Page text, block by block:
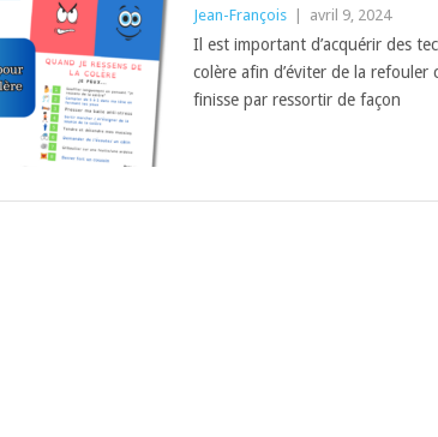
Jean-François avril 9, 2024
Il est important d’acquérir des
colère afin d’éviter de la refouler
finisse par ressortir de façon